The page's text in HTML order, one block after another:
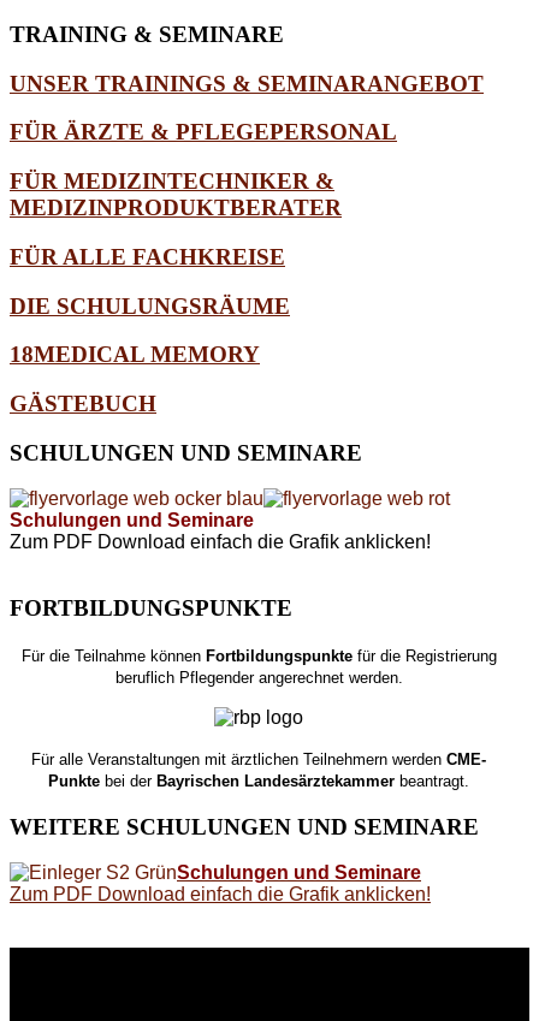
TRAINING & SEMINARE
UNSER TRAININGS & SEMINARANGEBOT
FÜR ÄRZTE & PFLEGEPERSONAL
FÜR MEDIZINTECHNIKER &
MEDIZINPRODUKTBERATER
FÜR ALLE FACHKREISE
DIE SCHULUNGSRÄUME
18MEDICAL MEMORY
GÄSTEBUCH
SCHULUNGEN UND SEMINARE
Schulungen und Seminare
Zum PDF Download einfach die Grafik anklicken!
FORTBILDUNGSPUNKTE
Für die Teilnahme könnenFortbildungspunktefür die Registrierung
beruflich Pflegender angerechnet werden.
Für alle Veranstaltungen mit ärztlichen Teilnehmern werdenCME-
Punkte bei derBayrischen Landesärztekammer beantragt.
WEITERE SCHULUNGEN UND SEMINARE
Schulungen und Seminare
Zum PDF Download einfach die Grafik anklicken!